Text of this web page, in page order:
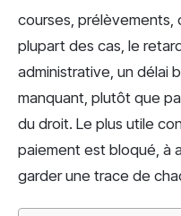
courses, prélèvements,
plupart des cas, le
administrative, un délai
manquant, plutôt que
du droit. Le plus utile
paiement est bloqué, à
garder une trace de